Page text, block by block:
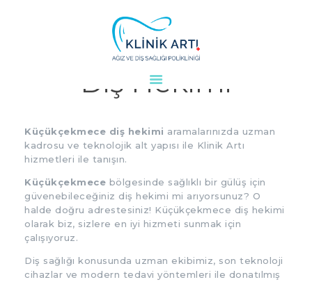
ANASAYFA
DOKTORLARIMIZ
TEDAVILER
KVKK
AYDINLATMA
METNI
KLINIĞIMIZ
Küçükçekmece
Diş Hekimi
Küçükçekmece diş hekimi aramalarınızda uzman
kadrosu ve teknolojik alt yapısı ile Klinik Artı
hizmetleri ile tanışın.
Küçükçekmece bölgesinde sağlıklı bir gülüş için
güvenebileceğiniz diş hekimi mi arıyorsunuz? O
halde doğru adrestesiniz! Küçükçekmece diş hekimi
olarak biz, sizlere en iyi hizmeti sunmak için
çalışıyoruz.
Diş sağlığı konusunda uzman ekibimiz, son teknoloji
cihazlar ve modern tedavi yöntemleri ile donatılmış